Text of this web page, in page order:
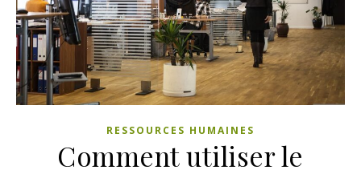
RESSOURCES HUMAINES
Comment utiliser le